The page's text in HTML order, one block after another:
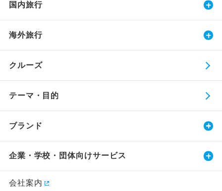
国内旅行
海外旅行
クルーズ
テーマ・目的
ブランド
企業・学校・団体向けサービス
会社案内